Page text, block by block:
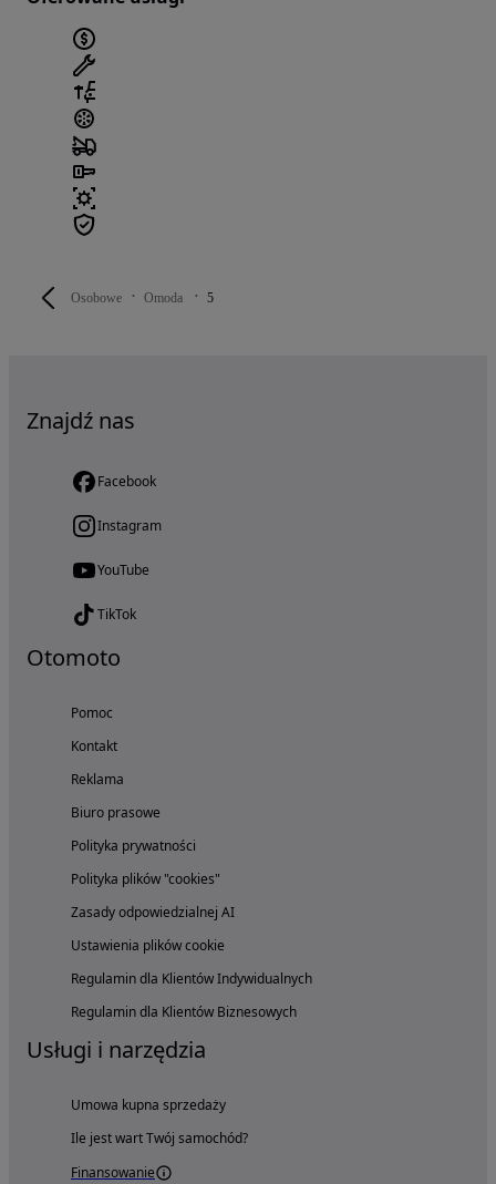
Osobowe Omoda 5
Znajdź nas
Facebook
Instagram
YouTube
TikTok
Otomoto
Pomoc
Kontakt
Reklama
Biuro prasowe
Polityka prywatności
Polityka plików "cookies"
Zasady odpowiedzialnej AI
Ustawienia plików cookie
Regulamin dla Klientów Indywidualnych
Regulamin dla Klientów Biznesowych
Usługi i narzędzia
Umowa kupna sprzedaży
Ile jest wart Twój samochód?
Finansowanie